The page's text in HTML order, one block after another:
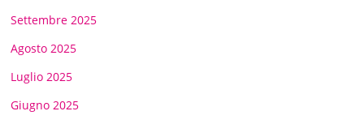
Settembre 2025
Agosto 2025
Luglio 2025
Giugno 2025